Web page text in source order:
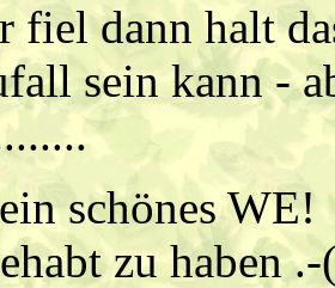
fiel dann halt
sein kann -
schönes WE!
zu haben .-